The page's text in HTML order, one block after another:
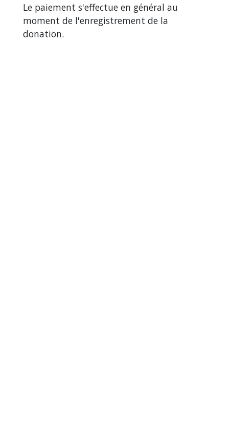
Le paiement s'effectue en général au
moment de l'enregistrement de la
donation.